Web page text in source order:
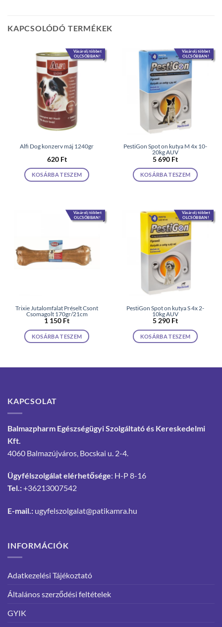
KAPCSOLÓDÓ TERMÉKEK
Vásárolj többet
OLCSÓBBAN!
Alfi Dog konzerv máj 1240gr
620 Ft
KOSÁRBA TESZEM
Vásárolj többet
OLCSÓBBAN!
PestiGon Spot on kutya M 4x 10-
20kg AUV
5 690 Ft
KOSÁRBA TESZEM
Vásárolj többet
OLCSÓBBAN!
Trixie Jutalomfalat Préselt Csont
Csomagolt 170gr/21cm
1 150 Ft
KOSÁRBA TESZEM
Vásárolj többet
OLCSÓBBAN!
PestiGon Spot on kutya S 4x 2-
10kg AUV
5 290 Ft
KOSÁRBA TESZEM
KAPCSOLAT
Balmazpharm Egészségügyi Szolgáltató és Kereskedelmi
Kft.
4060 Balmazújváros, Bocskai u. 2-4.
Ügyfélszolgálat elérhetősége: H-P 8-16
Tel.:+36213007542
E-mail.: ugyfelszolgalat@patikamra.hu
INFORMÁCIÓK
Adatkezelési Tájékoztató
Általános szerződési feltételek
GYIK